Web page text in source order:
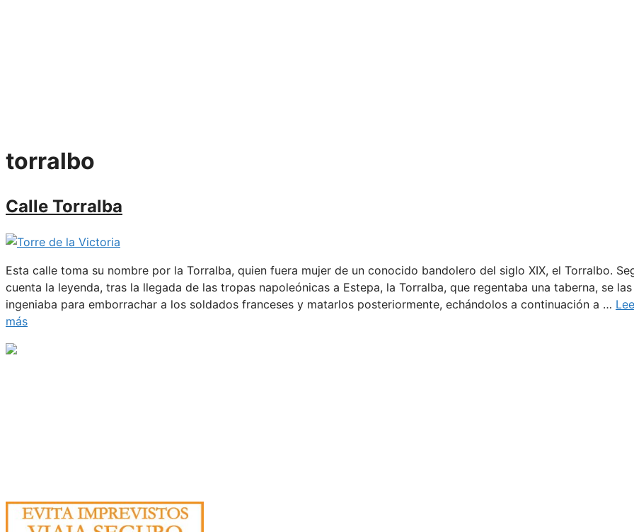
torralbo
Calle Torralba
Esta calle toma su nombre por la Torralba, quien fuera mujer de un conocido bandolero del siglo XIX, el Torralbo.
cuenta la leyenda, tras la llegada de las tropas napoleónicas a Estepa, la Torralba, que regentaba una taberna, se las
ingeniaba para emborrachar a los soldados franceses y matarlos posteriormente, echándolos a continuación a …
más